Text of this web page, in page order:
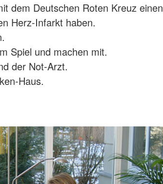
dem Deutschen Roten Kreuz einen
Herz-Infarkt haben.
Spiel und machen mit.
der Not-Arzt.
Haus.